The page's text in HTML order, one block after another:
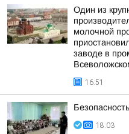
Один из
молочной
заводе в
16:51
18:03